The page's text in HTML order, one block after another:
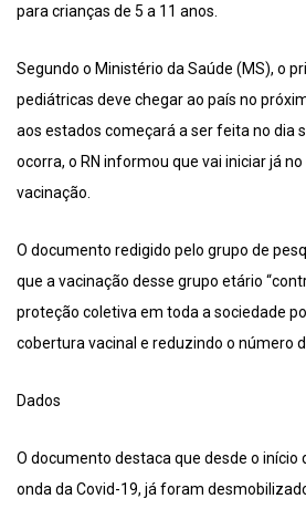
para crianças de 5 a 11 anos.
Segundo o Ministério da Saúde (MS), o
pediátricas deve chegar ao país no
aos estados começará a ser feita no dia
ocorra, o RN informou que vai iniciar já
vacinação.
O documento redigido pelo grupo de
que a vacinação desse grupo etário
proteção coletiva em toda a sociedade
cobertura vacinal e reduzindo o número
Dados
O documento destaca que desde o início
onda da Covid-19, já foram